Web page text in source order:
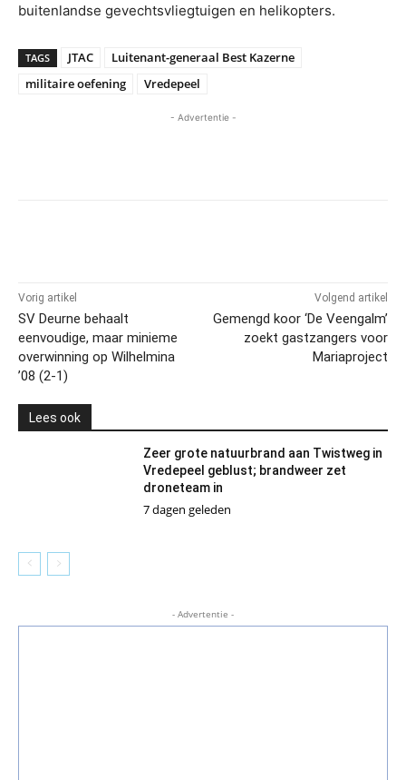
buitenlandse gevechtsvliegtuigen en helikopters.
TAGS JTAC
Luitenant-generaal Best Kazerne
militaire oefening
Vredepeel
- Advertentie -
Vorig artikel
SV Deurne behaalt
eenvoudige, maar minieme
overwinning op Wilhelmina
’08 (2-1)
Volgend artikel
Gemengd koor ‘De Veengalm’
zoekt gastzangers voor
Mariaproject
Lees ook
Zeer grote natuurbrand aan Twistweg in
Vredepeel geblust; brandweer zet
droneteam in
7 dagen geleden
- Advertentie -